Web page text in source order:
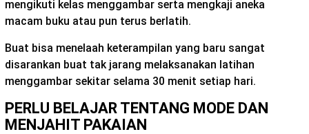
mengikuti kelas menggambar serta mengkaji aneka
macam buku atau pun terus berlatih.
Buat bisa menelaah keterampilan yang baru sangat
disarankan buat tak jarang melaksanakan latihan
menggambar sekitar selama 30 menit setiap hari.
PERLU BELAJAR TENTANG MODE DAN
MENJAHIT PAKAIAN